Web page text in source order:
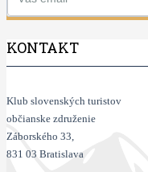
KONTAKT
Klub slovenských turistov
občianske združenie
Záborského 33,
831 03 Bratislava